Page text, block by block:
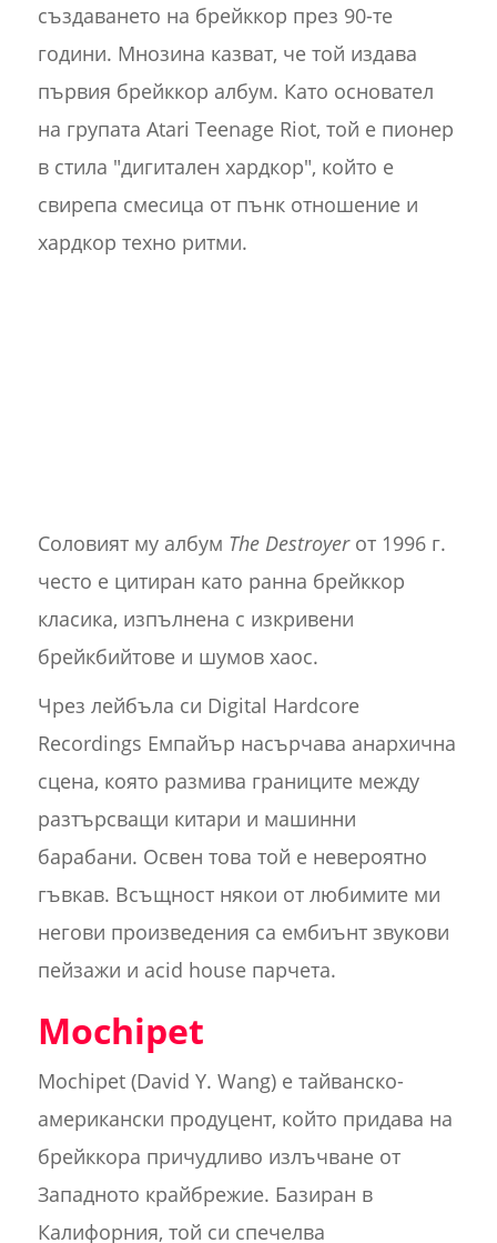
създаването на брейккор през 90-те
години. Мнозина казват, че той издава
първия брейккор албум. Като основател
на групата Atari Teenage Riot, той е пионер
в стила "дигитален хардкор", който е
свирепа смесица от пънк отношение и
хардкор техно ритми.
Соловият му албум The Destroyerот 1996 г.
често е цитиран като ранна брейккор
класика, изпълнена с изкривени
брейкбийтове и шумов хаос.
Чрез лейбъла си Digital Hardcore
Recordings Емпайър насърчава анархична
сцена, която размива границите между
разтърсващи китари и машинни
барабани. Освен това той е невероятно
гъвкав. Всъщност някои от любимите ми
негови произведения са ембиънт звукови
пейзажи и acid house парчета.
Mochipet
Mochipet (David Y. Wang) е тайванско-
американски продуцент, който придава на
брейккора причудливо излъчване от
Западното крайбрежие. Базиран в
Калифорния, той си спечелва